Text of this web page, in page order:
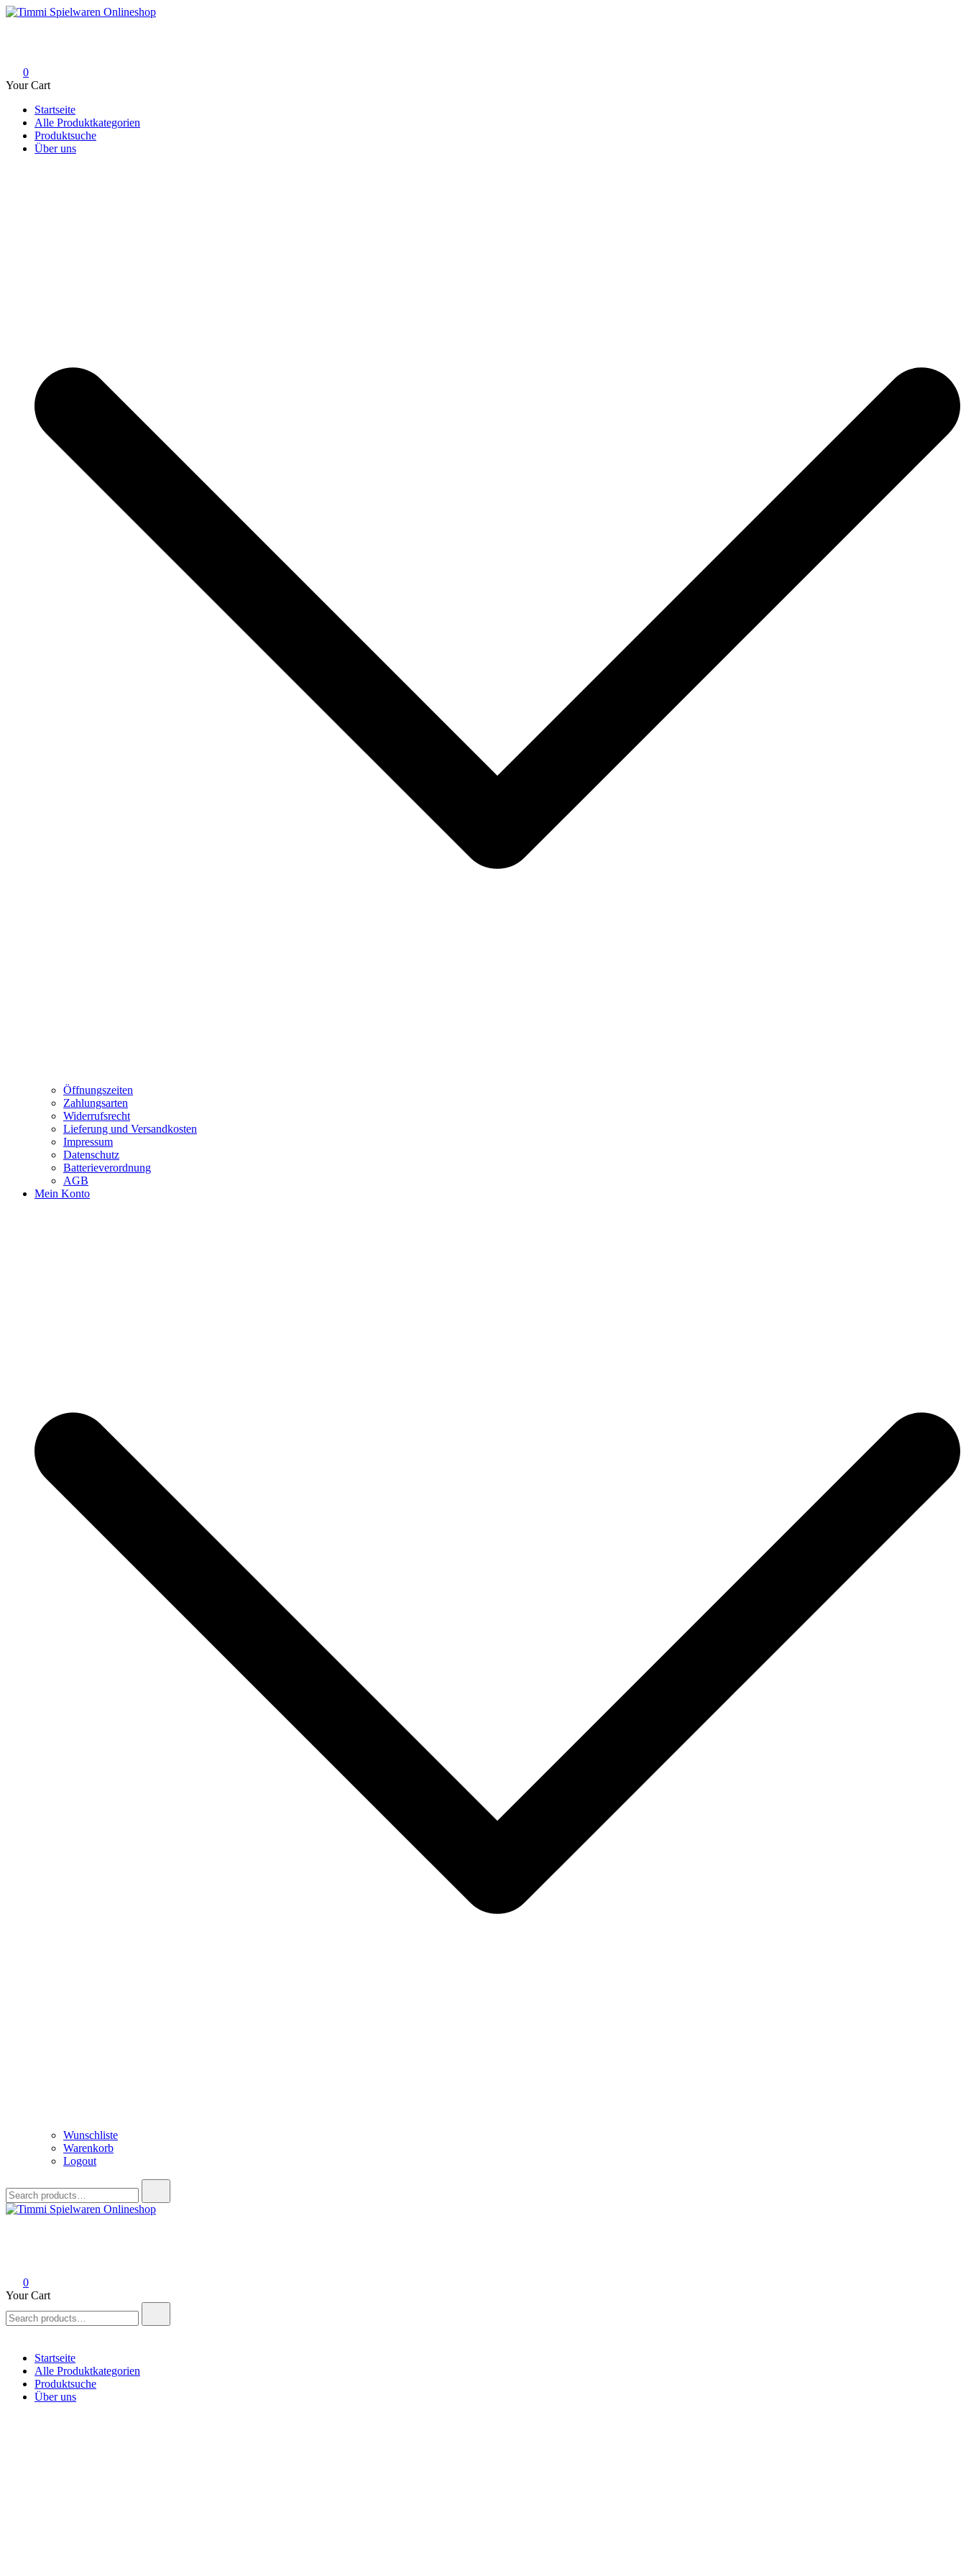
Skip
0
Your Cart
Startseite
Alle Produktkategorien
Produktsuche
Über uns
Öffnungszeiten
Zahlungsarten
Widerrufsrecht
Lieferung und Versandkosten
Impressum
Datenschutz
Batterieverordnung
AGB
Mein Konto
Wunschliste
Warenkorb
Logout
for:
0
Your Cart
for:
Startseite
Alle Produktkategorien
Produktsuche
Über uns